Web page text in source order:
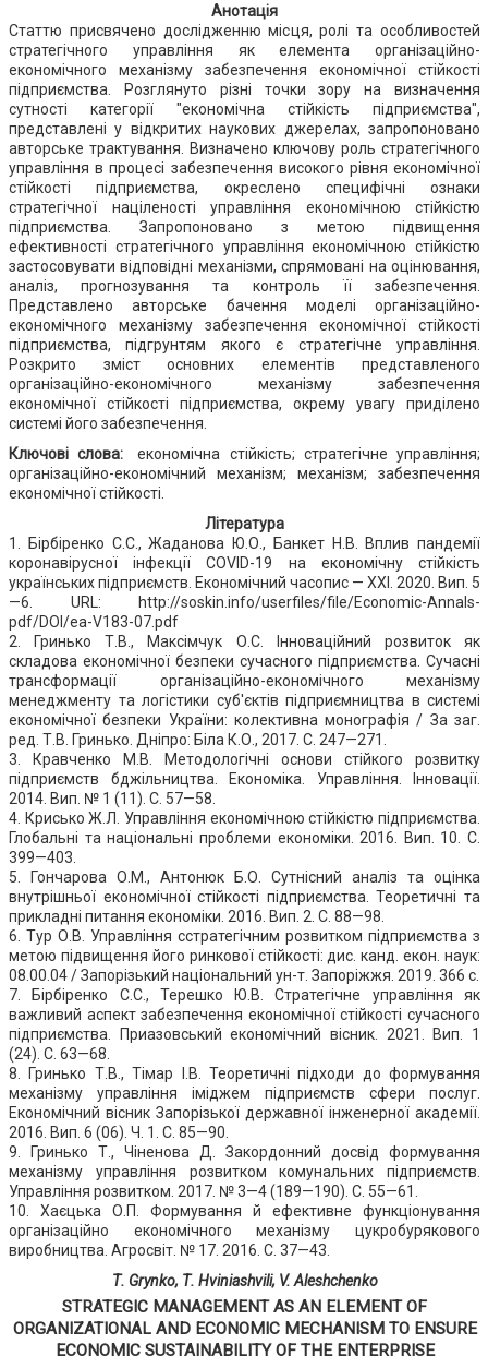
Анотація
Статтю присвячено дослідженню місця, ролі та особливостей
стратегічного управління як елемента організаційно-
економічного механізму забезпечення економічної стійкості
підприємства. Розглянуто різні точки зору на визначення
сутності категорії "економічна стійкість підприємства",
представлені у відкритих наукових джерелах, запропоновано
авторське трактування. Визначено ключову роль стратегічного
управління в процесі забезпечення високого рівня економічної
стійкості підприємства, окреслено специфічні ознаки
стратегічної націленості управління економічною стійкістю
підприємства. Запропоновано з метою підвищення
ефективності стратегічного управління економічною стійкістю
застосовувати відповідні механізми, спрямовані на оцінювання,
аналіз, прогнозування та контроль її забезпечення.
Представлено авторське бачення моделі організаційно-
економічного механізму забезпечення економічної стійкості
підприємства, підгрунтям якого є стратегічне управління.
Розкрито зміст основних елементів представленого
організаційно-економічного механізму забезпечення
економічної стійкості підприємства, окрему увагу приділено
системі його забезпечення.
Ключові слова:
економічна стійкість; стратегічне управління;
організаційно-економічний механізм; механізм; забезпечення
економічної стійкості.
Література
1. Бірбіренко С.С., Жаданова Ю.О., Банкет Н.В. Вплив пандемії
коронавірусної інфекції COVID-19 на економічну стійкість
українських підприємств. Економічний часопис — XXI. 2020. Вип. 5
—6. URL: http://soskin.info/userfiles/file/Economic-Annals-
pdf/DOI/ea-V183-07.pdf
2. Гринько Т.В., Максімчук О.С. Інноваційний розвиток як
складова економічної безпеки сучасного підприємства. Сучасні
трансформації організаційно-економічного механізму
менеджменту та логістики суб'єктів підприємництва в системі
економічної безпеки України: колективна монографія / За заг.
ред. Т.В. Гринько. Дніпро: Біла К.О., 2017. С. 247—271.
3. Кравченко М.В. Методологічні основи стійкого розвитку
підприємств бджільництва. Економіка. Управління. Інновації.
2014. Вип. № 1 (11). С. 57—58.
4. Крисько Ж.Л. Управління економічною стійкістю підприємства.
Глобальні та національні проблеми економіки. 2016. Вип. 10. С.
399—403.
5. Гончарова О.М., Антонюк Б.О. Сутнісний аналіз та оцінка
внутрішньої економічної стійкості підприємства. Теоретичні та
прикладні питання економіки. 2016. Вип. 2. С. 88—98.
6. Тур О.В. Управління cстратегічним розвитком підприємства з
метою підвищення його ринкової стійкості: дис. канд. екон. наук:
08.00.04 / Запорізький національний ун-т. Запоріжжя. 2019. 366 с.
7. Бірбіренко С.С., Терешко Ю.В. Стратегічне управління як
важливий аспект забезпечення економічної стійкості сучасного
підприємства. Приазовський економічний вісник. 2021. Вип. 1
(24). С. 63—68.
8. Гринько Т.В., Тімар І.В. Теоретичні підходи до формування
механізму управління іміджем підприємств сфери послуг.
Економічний вісник Запорізької державної інженерної академії.
2016. Вип. 6 (06). Ч. 1. С. 85—90.
9. Гринько Т., Чіненова Д. Закордонний досвід формування
механізму управління розвитком комунальних підприємств.
Управління розвитком. 2017. № 3—4 (189—190). С. 55—61.
10. Хаєцька О.П. Формування й ефективне функціонування
організаційно економічного механізму цукробурякового
виробництва. Агросвіт. № 17. 2016. С. 37—43.
Т. Grynko, Т. Hviniashvili, V. Aleshchenko
STRATEGIC MANAGEMENT AS AN ELEMENT OF
ORGANIZATIONAL AND ECONOMIC MECHANISM TO ENSURE
ECONOMIC SUSTAINABILITY OF THE ENTERPRISE